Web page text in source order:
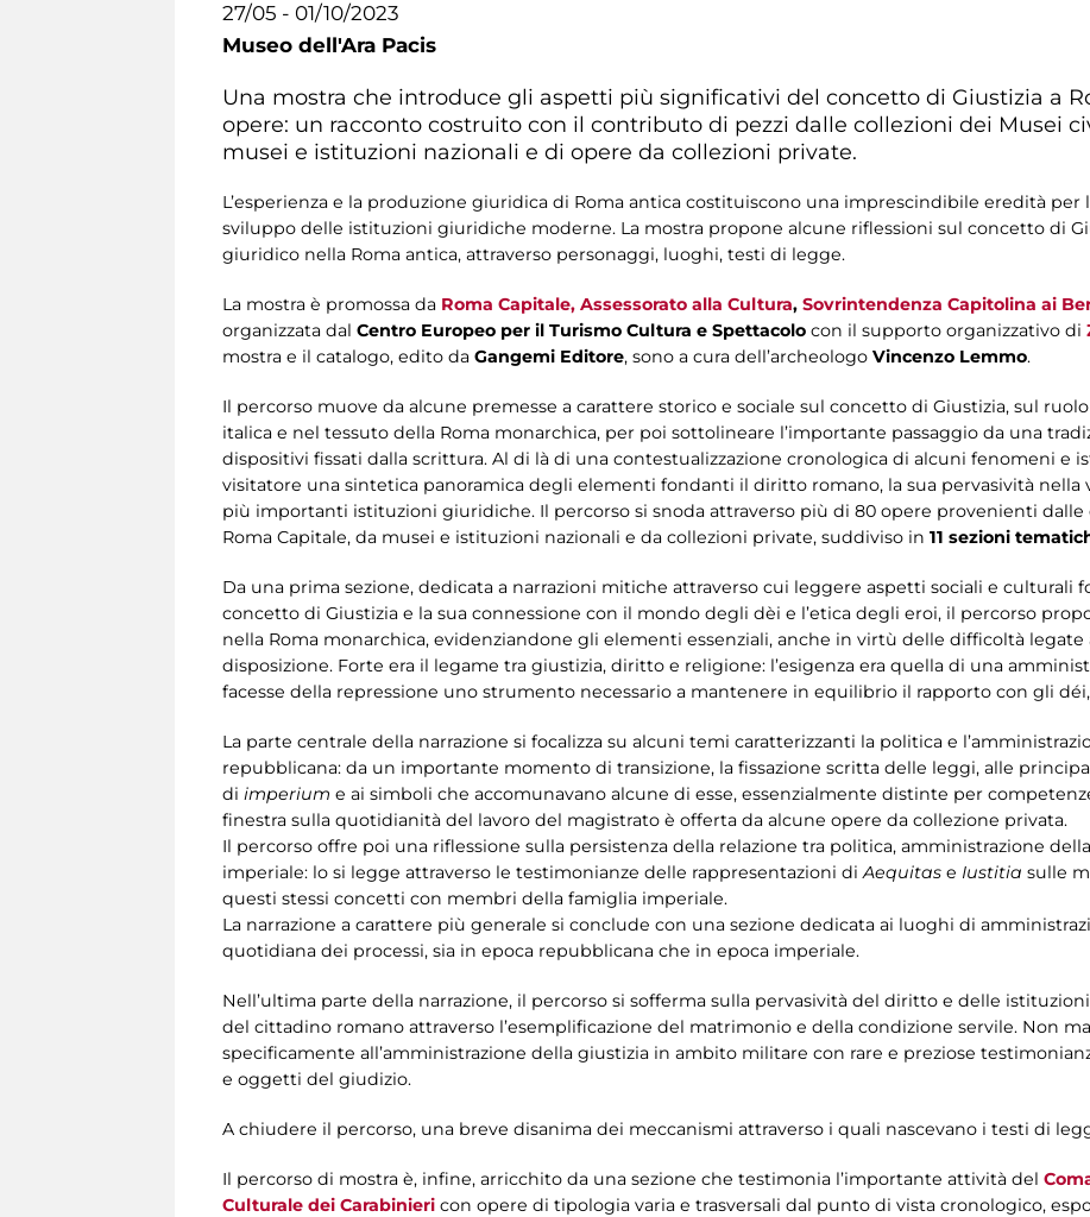
27/05 - 01/10/2023
Museo dell'Ara Pacis
Una mostra che introduce gli aspetti più significativi del concetto di Giustizia a
opere: un racconto costruito con il contributo di pezzi dalle collezioni dei Musei
musei e istituzioni nazionali e di opere da collezioni private.
L’esperienza e la produzione giuridica di Roma antica costituiscono una imprescindibile eredità
sviluppo delle istituzioni giuridiche moderne. La mostra propone alcune riflessioni sul concetto di
giuridico nella Roma antica, attraverso personaggi, luoghi, testi di legge.
La mostra è promossa da Roma Capitale, Assessorato alla Cultura, Sovrintendenza Capitolina ai
organizzata dal Centro Europeo per il Turismo Cultura e Spettacolo con il supporto organizzativo di
mostra e il catalogo, edito da Gangemi Editore, sono a cura dell’archeologo Vincenzo Lemmo.
Il percorso muove da alcune premesse a carattere storico e sociale sul concetto di Giustizia, sul
italica e nel tessuto della Roma monarchica, per poi sottolineare l’importante passaggio da una
dispositivi fissati dalla scrittura. Al di là di una contestualizzazione cronologica di alcuni fenomeni e
visitatore una sintetica panoramica degli elementi fondanti il diritto romano, la sua pervasività nella
più importanti istituzioni giuridiche. Il percorso si snoda attraverso più di 80 opere provenienti dalle
Roma Capitale, da musei e istituzioni nazionali e da collezioni private, suddiviso in 11 sezioni
Da una prima sezione, dedicata a narrazioni mitiche attraverso cui leggere aspetti sociali e culturali
concetto di Giustizia e la sua connessione con il mondo degli dèi e l’etica degli eroi, il percorso
nella Roma monarchica, evidenziandone gli elementi essenziali, anche in virtù delle difficoltà legate
disposizione. Forte era il legame tra giustizia, diritto e religione: l’esigenza era quella di una
facesse della repressione uno strumento necessario a mantenere in equilibrio il rapporto con gli
La parte centrale della narrazione si focalizza su alcuni temi caratterizzanti la politica e
repubblicana: da un importante momento di transizione, la fissazione scritta delle leggi, alle
di imperium e ai simboli che accomunavano alcune di esse, essenzialmente distinte per
finestra sulla quotidianità del lavoro del magistrato è offerta da alcune opere da collezione privata.
Il percorso offre poi una riflessione sulla persistenza della relazione tra politica, amministrazione
imperiale: lo si legge attraverso le testimonianze delle rappresentazioni diAequitas e Iustitia sulle
questi stessi concetti con membri della famiglia imperiale.
La narrazione a carattere più generale si conclude con una sezione dedicata ai luoghi di
quotidiana dei processi, sia in epoca repubblicana che in epoca imperiale.
Nell’ultima parte della narrazione, il percorso si sofferma sulla pervasività del diritto e delle
del cittadino romano attraverso l’esemplificazione del matrimonio e della condizione servile. Non
specificamente all’amministrazione della giustizia in ambito militare con rare e preziose
e oggetti del giudizio.
A chiudere il percorso, una breve disanima dei meccanismi attraverso i quali nascevano i testi di
Il percorso di mostra è, infine, arricchito da una sezione che testimonia l’importante attività del
Culturale dei Carabinieri con opere di tipologia varia e trasversali dal punto di vista cronologico,